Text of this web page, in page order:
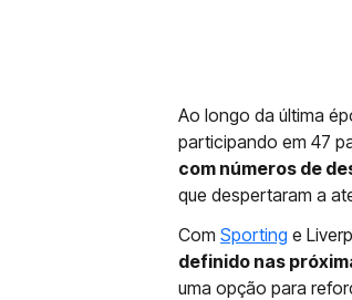
Ao longo da última
participando em 47
com números de
que despertaram a
Com Sporting e
definido nas
uma opção para